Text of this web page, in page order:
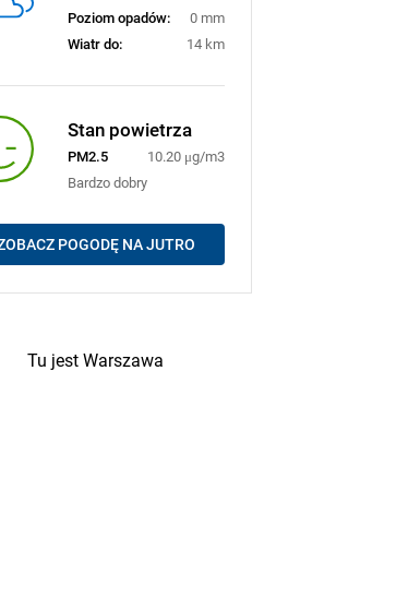
Poziom opadów:
0 mm
Wiatr do:
14 km
Stan powietrza
PM2.5
10.20 μg/m3
Bardzo dobry
POGODĘ NA JUTRO
Tu jest Warszawa